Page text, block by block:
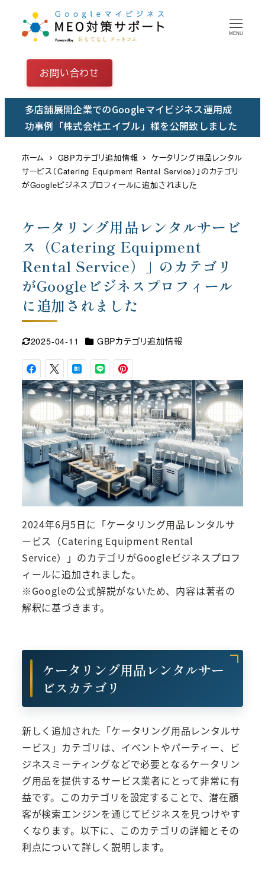
テ
MENU
お問い合わせ
多店舗展開企業でのGoogleマイビジネス運用成
功事例「株式会社エイブル」様を公開致しました
ホーム GBPカテゴリ追加情報
ケータリング用品レンタル
サービス（Catering Equipment Rental Service）」のカテゴリ
がGoogleビジネスプロフィールに追加されました
ケータリング用品レンタルサービ
ス（Catering Equipment
Rental Service）」のカテゴリ
がGoogleビジネスプロフィール
に追加されました
更新日
2025-04-11 カテゴリー
GBPカテゴリ追加情報
2024年6月5日に「ケータリング用品レンタルサ
ービス（Catering Equipment Rental
Service）」のカテゴリがGoogleビジネスプロフ
ィールに追加されました。
※Googleの公式解説がないため、内容は著者の
解釈に基づきます。
ケータリング用品レンタルサー
ビスカテゴリ
新しく追加された「ケータリング用品レンタルサ
ービス」カテゴリは、イベントやパーティー、ビ
ジネスミーティングなどで必要となるケータリン
グ用品を提供するサービス業者にとって非常に有
益です。このカテゴリを設定することで、潜在顧
客が検索エンジンを通じてビジネスを見つけやす
くなります。以下に、このカテゴリの詳細とその
利点について詳しく説明します。